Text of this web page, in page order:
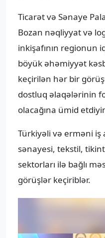
Ticarət və Sənaye
Bozan nəqliyyat və
inkişafının regionun
böyük əhəmiyyət
keçirilən hər bir
dostluq əlaqələrinin
olacağına ümid
Türkiyəli və erməni iş
sənayesi, tekstil,
sektorları ilə bağlı
görüşlər keçiriblər.